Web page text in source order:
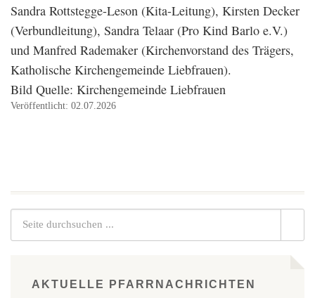
Sandra Rottstegge-Leson (Kita-Leitung), Kirsten Decker
(Verbundleitung), Sandra Telaar (Pro Kind Barlo e.V.)
und Manfred Rademaker (Kirchenvorstand des Trägers,
Katholische Kirchengemeinde Liebfrauen).
Bild Quelle: Kirchengemeinde Liebfrauen
Veröffentlicht: 02.07.2026
AKTUELLE PFARRNACHRICHTEN